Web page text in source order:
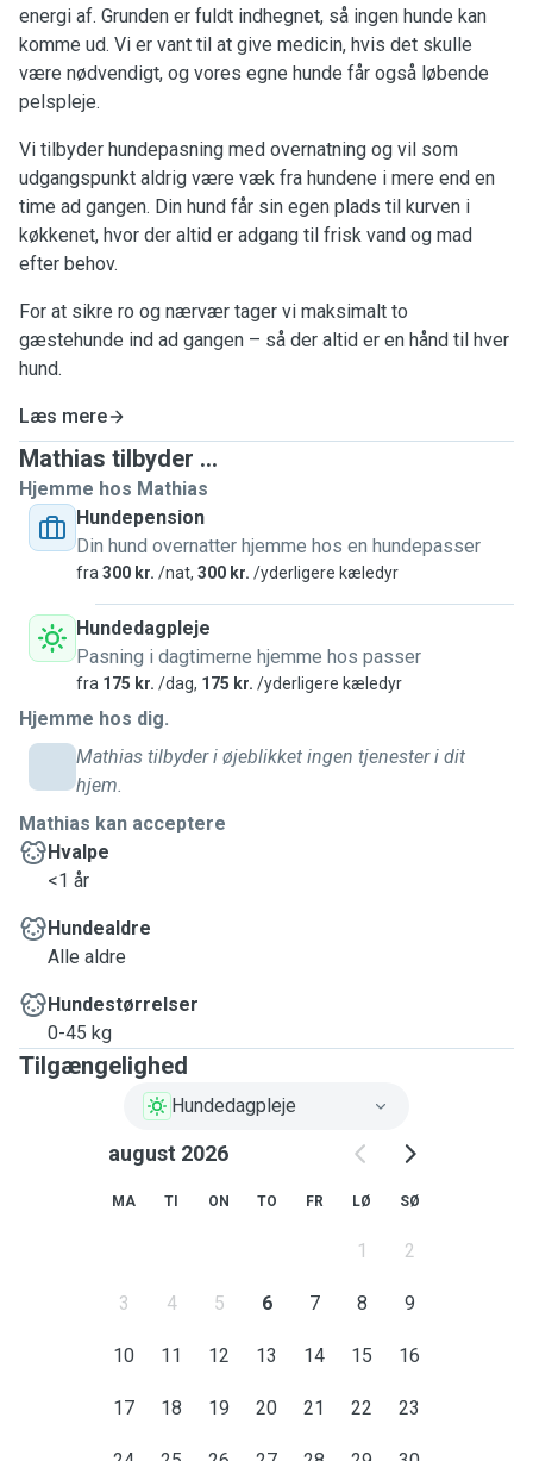
energi af. Grunden er fuldt indhegnet, så ingen hunde kan
komme ud. Vi er vant til at give medicin, hvis det skulle
være nødvendigt, og vores egne hunde får også løbende
pelspleje.
Vi tilbyder hundepasning med overnatning og vil som
udgangspunkt aldrig være væk fra hundene i mere end en
time ad gangen. Din hund får sin egen plads til kurven i
køkkenet, hvor der altid er adgang til frisk vand og mad
efter behov.
For at sikre ro og nærvær tager vi maksimalt to
gæstehunde ind ad gangen – så der altid er en hånd til hver
hund.
Læs mere
Mathias tilbyder ...
Hjemme hos Mathias
Hundepension
Din hund overnatter hjemme hos en hundepasser
fra 300 kr. /nat, 300 kr. /yderligere kæledyr
Hundedagpleje
Pasning i dagtimerne hjemme hos passer
fra 175 kr. /dag, 175 kr. /yderligere kæledyr
Hjemme hos dig.
Mathias tilbyder i øjeblikket ingen tjenester i dit
hjem.
Mathias kan acceptere
Hvalpe
<1 år
Hundealdre
Alle aldre
Hundestørrelser
0-45 kg
Tilgængelighed
Hundedagpleje
august 2026
MA TI ON TO FR LØ SØ
1 2
3 4 5 6 7 8 9
10 11 12 13 14 15 16
17 18 19 20 21 22 23